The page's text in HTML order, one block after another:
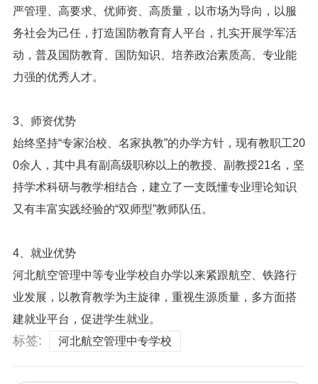
严管理、高要求、优师资、高质量，以市场为导向，以服
务社会为己任，打造国防教育育人平台，扎实开展学军活
动，普及国防教育、国防知识、培养政治素质高、专业能
力强的优秀人才。
3、师资优势
始终坚持“专家治校、名家执教”的办学方针，现有教职工20
0余人，其中具有副高级职称以上的教授、副教授21名，坚
持学术科研与教学相结合，建立了一支既懂专业理论知识
又有丰富实践经验的“双师型”教师队伍。
4、就业优势
河北航空管理中等专业学校自办学以来紧跟航空、铁路行
业发展，以教育教学为主旋律，重视生源质量，多方面搭
建就业平台，促进学生就业。
标签: 河北航空管理中专学校